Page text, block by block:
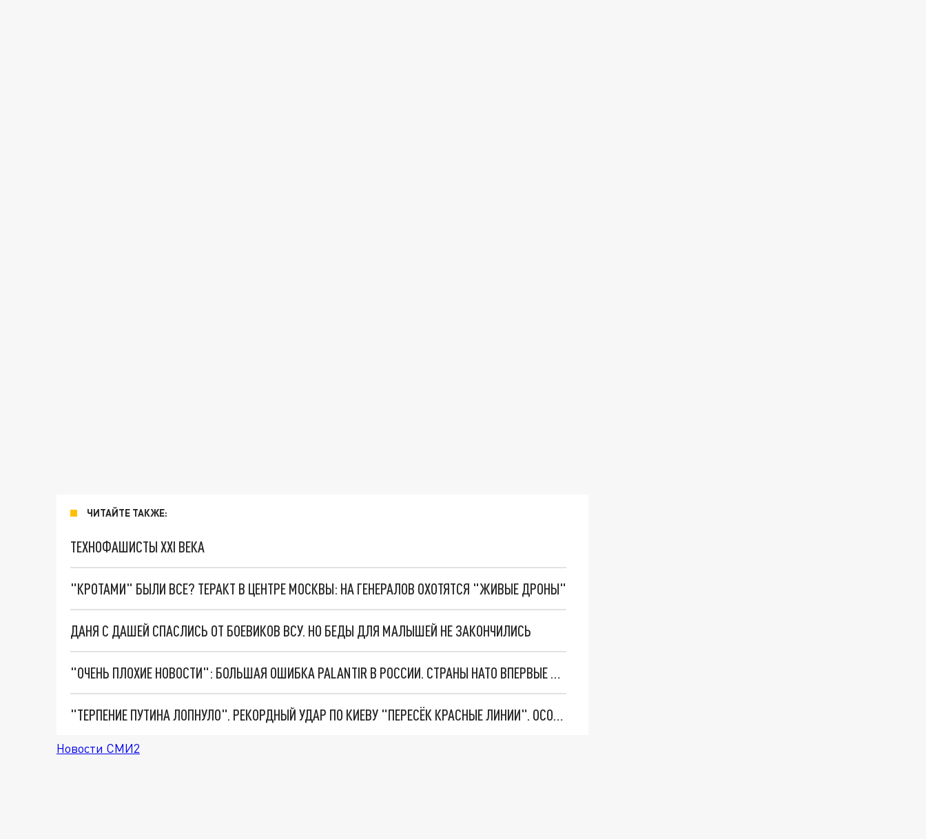
ЧИТАЙТЕ ТАКЖЕ:
ТЕХНОФАШИСТЫ XXI ВЕКА
"КРОТАМИ" БЫЛИ ВСЕ? ТЕРАКТ В ЦЕНТРЕ МОСКВЫ: НА ГЕНЕРАЛОВ ОХОТЯТСЯ "ЖИВЫЕ ДРОНЫ"
ДАНЯ С ДАШЕЙ СПАСЛИСЬ ОТ БОЕВИКОВ ВСУ. НО БЕДЫ ДЛЯ МАЛЫШЕЙ НЕ ЗАКОНЧИЛИСЬ
"ОЧЕНЬ ПЛОХИЕ НОВОСТИ": БОЛЬШАЯ ОШИБКА PALANTIR В РОССИИ. СТРАНЫ НАТО ВПЕРВЫЕ ЗА СВО ОСТАНОВИЛИ ПОСТАВКИ ОРУЖИЯ. ВСУ ТЕРЯЮТ ПРИГРАНИЧЬЕ?
"ТЕРПЕНИЕ ПУТИНА ЛОПНУЛО". РЕКОРДНЫЙ УДАР ПО КИЕВУ "ПЕРЕСЁК КРАСНЫЕ ЛИНИИ". ОСОБЫЕ СПЕЦЫ КНДР НА ЛБС? ТАЙНЫЕ ПЕРЕГОВОРЫ ЕВРОПЫ И МОСКВЫ
Новости СМИ2